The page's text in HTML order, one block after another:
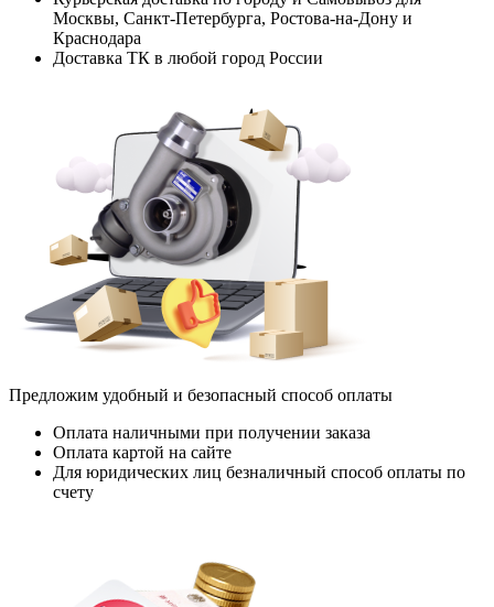
Москвы, Санкт-Петербурга, Ростова-на-Дону и
Краснодара
Доставка ТК в любой город России
Предложим удобный и безопасный способ оплаты
Оплата наличными при получении заказа
Оплата картой на сайте
Для юридических лиц безналичный способ оплаты по
счету